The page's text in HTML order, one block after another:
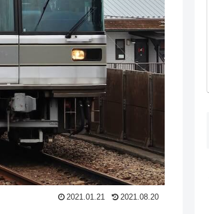
2021.01.21 2021.08.20